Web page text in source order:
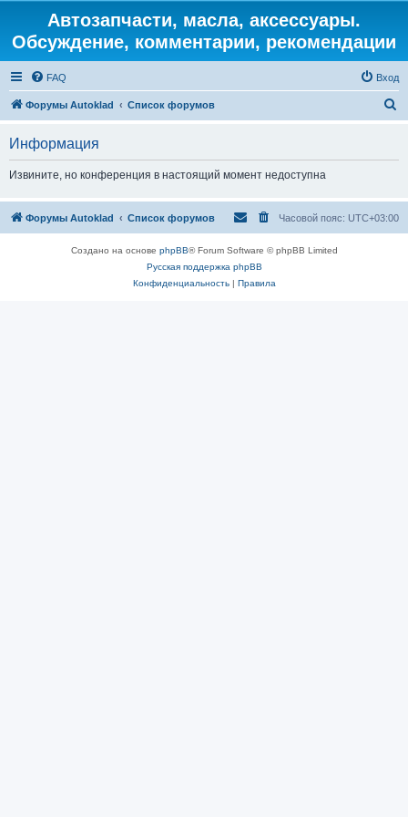
Автозапчасти, масла, аксессуары.
Обсуждение, комментарии, рекомендации
FAQ Вход
Форумы Autoklad Список форумов
Информация
Извините, но конференция в настоящий момент недоступна
Форумы Autoklad Список форумов Часовой пояс: UTC+03:00
Создано на основе phpBB® Forum Software © phpBB Limited
Русская поддержка phpBB
Конфиденциальность| Правила